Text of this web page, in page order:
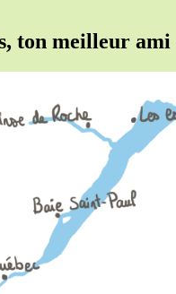
ton meilleur